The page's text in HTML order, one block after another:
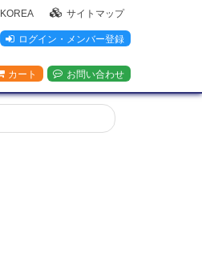
KOREA サイトマップ
ログイン・メンバー登録
カート お問い合わせ